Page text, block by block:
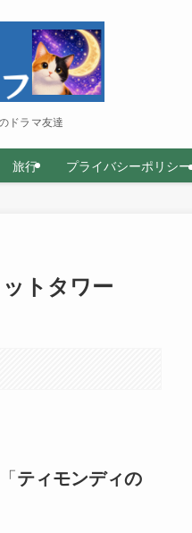
ドラマ友達
旅行 プライバシーポリシー
トタワー
ティモンディの